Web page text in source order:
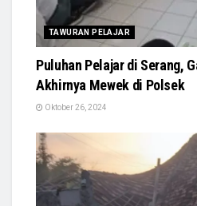
TAWURAN PELAJAR
Puluhan Pelajar di Serang,
Akhirnya Mewek di Polsek
Oktober 26, 2024